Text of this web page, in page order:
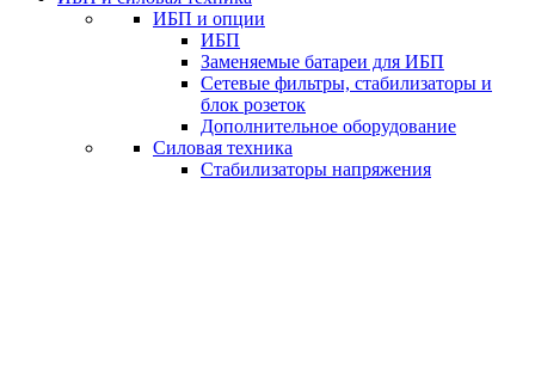
ИБП и опции
ИБП
Заменяемые батареи для ИБП
Сетевые фильтры, стабилизаторы и
блок розеток
Дополнительное оборудование
Силовая техника
Стабилизаторы напряжения